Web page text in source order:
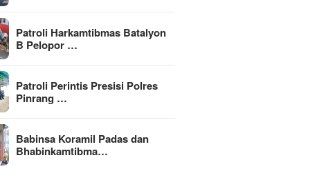
Patroli Harkamtibmas Batalyon
B Pelopor …
Patroli Perintis Presisi Polres
Pinrang …
Babinsa Koramil Padas dan
Bhabinkamtibma…